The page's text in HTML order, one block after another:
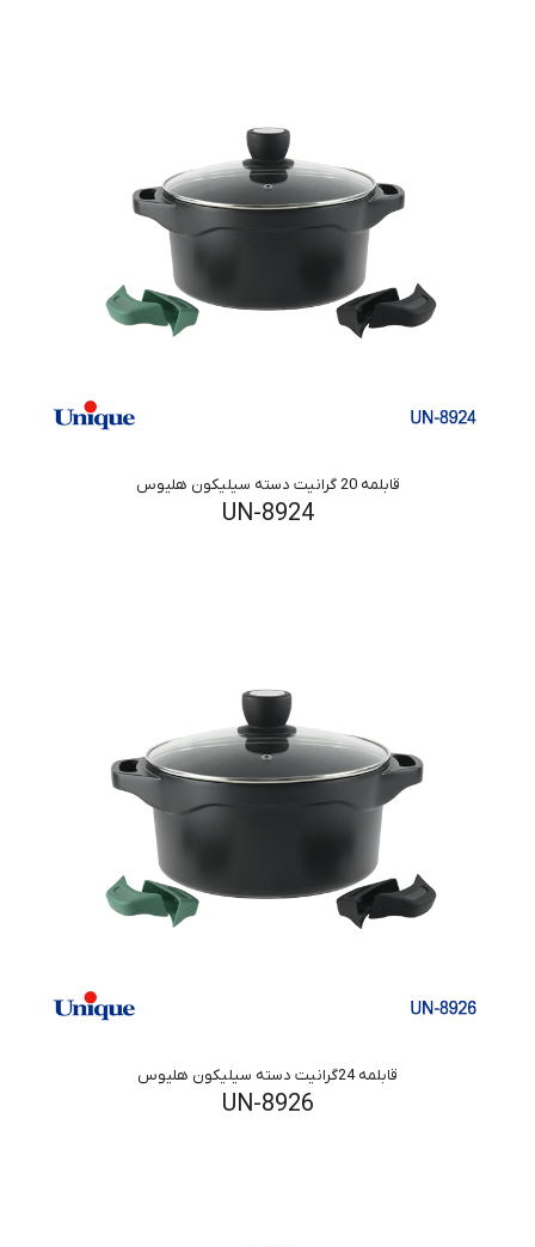
قابلمه 20 گرانیت دسته سیلیکون هلیوس
UN-8924
قابلمه 24گرانیت دسته سیلیکون هلیوس
UN-8926